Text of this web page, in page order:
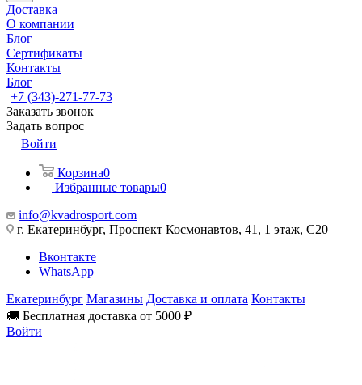
Доставка
О компании
Блог
Сертификаты
Контакты
Блог
+7 (343)-271-77-73
Заказать звонок
Задать вопрос
Войти
Корзина0
Избранные товары0
info@kvadrosport.com
г. Екатеринбург, Проспект Космонавтов, 41, 1 этаж, С20
Вконтакте
WhatsApp
Екатеринбург Магазины Доставка и оплата Контакты
🚚 Бесплатная доставка от 5000 ₽
Войти